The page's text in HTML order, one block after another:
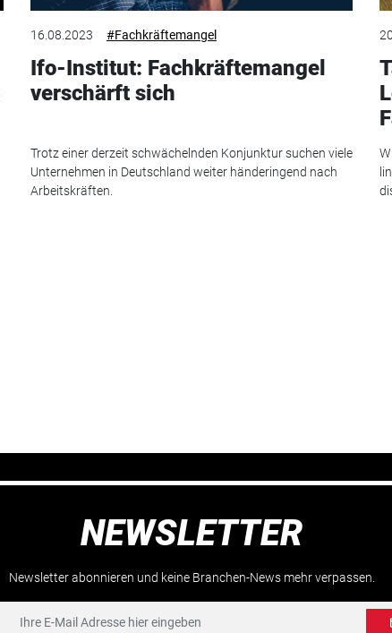
16.08.2023 #Fachkräftemangel
Ifo-Institut: Fachkräftemangel
verschärft sich
Trotz einer derzeit schwächelnden Konjunktur suchen viele
Unternehmen in Deutschland weiter händeringend nach
Arbeitskräften.
NEWSLETTER
Newsletter abonnieren und keine Branchen-News mehr verpassen.